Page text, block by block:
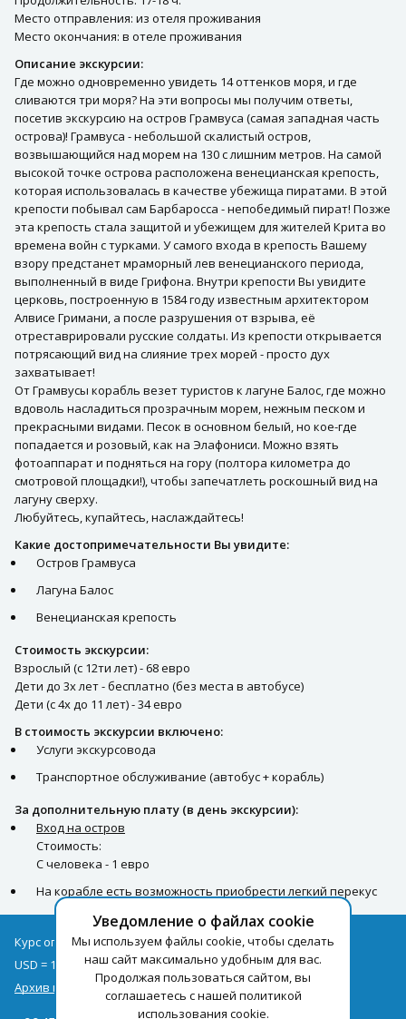
Место отправления: из отеля проживания
Место окончания: в отеле проживания
Описание экскурсии:
Где можно одновременно увидеть 14 оттенков моря, и где
сливаются три моря? На эти вопросы мы получим ответы,
посетив экскурсию на остров Грамвуса (самая западная часть
острова)! Грамвуса - небольшой скалистый остров,
возвышающийся над морем на 130 с лишним метров. На самой
высокой точке острова расположена венецианская крепость,
которая использовалась в качестве убежища пиратами. В этой
крепости побывал сам Барбаросса - непобедимый пират! Позже
эта крепость стала защитой и убежищем для жителей Крита во
времена войн с турками. У самого входа в крепость Вашему
взору предстанет мраморный лев венецианского периода,
выполненный в виде Грифона. Внутри крепости Вы увидите
церковь, построенную в 1584 году известным архитектором
Алвисе Гримани, а после разрушения от взрыва, её
отреставрировали русские солдаты. Из крепости открывается
потрясающий вид на слияние трех морей - просто дух
захватывает!
От Грамвусы корабль везет туристов к лагуне Балос, где можно
вдоволь насладиться прозрачным морем, нежным песком и
прекрасными видами. Песок в основном белый, но кое-где
попадается и розовый, как на Элафониси. Можно взять
фотоаппарат и подняться на гору (полтора километра до
смотровой площадки!), чтобы запечатлеть роскошный вид на
лагуну сверху.
Любуйтесь, купайтесь, наслаждайтесь!
Какие достопримечательности Вы увидите:
Остров Грамвуса
Лагуна Балос
Венецианская крепость
Стоимость экскурсии:
Взрослый (с 12ти лет) - 68 евро
Дети до 3х лет - бесплатно (без места в автобусе)
Дети (с 4х до 11 лет) - 34 евро
В стоимость экскурсии включено:
Услуги экскурсовода
Транспортное обслуживание (автобус + корабль)
За дополнительную плату (в день экскурсии):
Вход на остров
Стоимость:
С человека - 1 евро
На корабле есть возможность приобрести легкий перекус
Уведомление о файлах cookie
Мы используем файлы cookie, чтобы сделать
наш сайт максимально удобным для вас.
Продолжая пользоваться сайтом, вы
соглашаетесь с нашей политикой
использования cookie.
Курс оплаты туров на 09.08
USD = 1,71
EUR = 1,97
Архив курсов